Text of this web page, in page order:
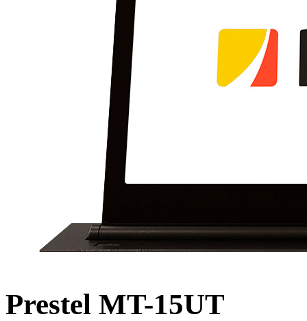
Prestel MT-15UT